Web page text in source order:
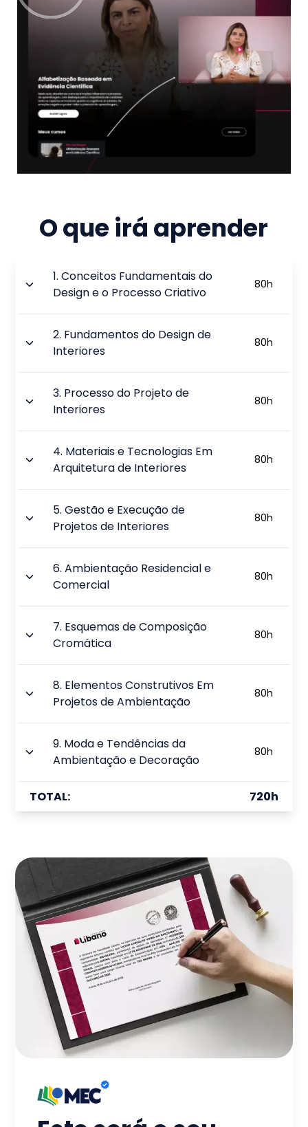
O que irá aprender
1.Conceitos Fundamentais do
Design e o Processo Criativo
80h
2. Fundamentos do Design de
Interiores
80h
3. Processo do Projeto de
Interiores
80h
4. Materiais e Tecnologias Em
Arquitetura de Interiores
80h
5.Gestão e Execução de
Projetos de Interiores
80h
6.Ambientação Residencial e
Comercial
80h
7. Esquemas de Composição
Cromática
80h
8. Elementos Construtivos Em
Projetos de Ambientação
80h
9. Moda e Tendências da
Ambientação e Decoração
80h
TOTAL: 720h